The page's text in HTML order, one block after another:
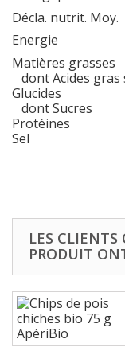
Décla. nutrit. Moy.
Energie
Matières grasses
dont Acides gras
Glucides
dont Sucres
Protéines
Sel
LES
PRODUIT